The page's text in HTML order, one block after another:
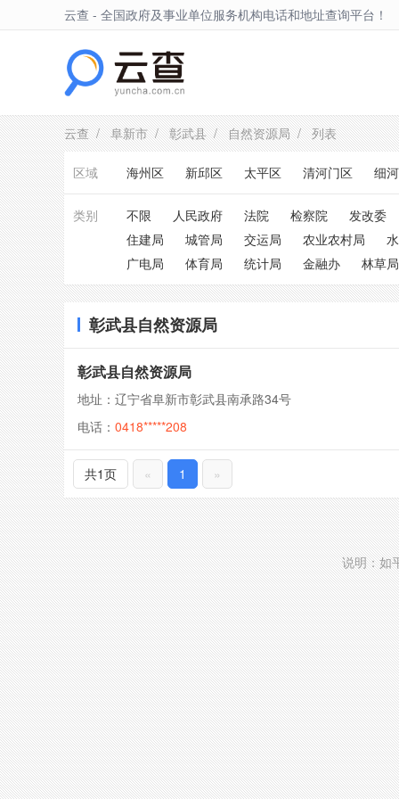
云查 - 全国政府及事业单位服务机构电话和地址查询平台！
云查/阜新市/彰武县/自然资源局/ 列表
区域 海州区 新邱区 太平区 清河门区 细
类别 不限 人民政府 法院 检察院
发改委
住建局
城管局 交运局 农业农村局
广电局
体育局 统计局 金融办 林草局
彰武县自然资源局
彰武县自然资源局
地址：辽宁省阜新市彰武县南承路34号
电话： 0418*****208
共1页 « 1 »
说明：如